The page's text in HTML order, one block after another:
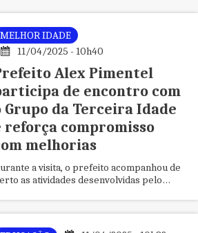
MELHOR IDADE
11/04/2025 - 10h40
Alex Pimentel
de encontro com
Grupo da Terceira Idade
reforça compromisso
melhorias
a visita, o prefeito acompanhou de
as atividades desenvolvidas pelo